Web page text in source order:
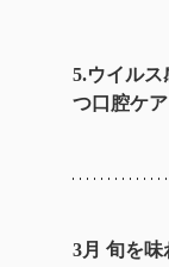
5.ウイルス
つ口腔ケア
3月 旬を味